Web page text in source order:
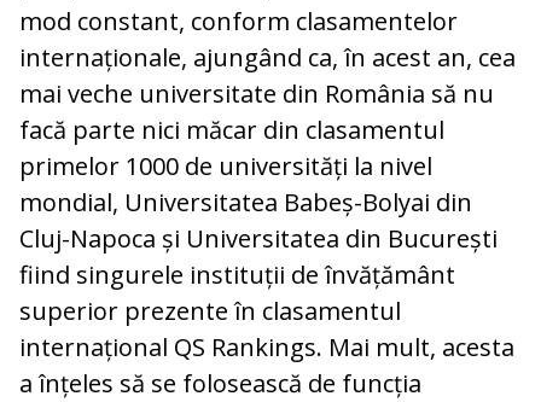
mod constant, conform clasamentelor
internaționale, ajungând ca, în acest an, cea
mai veche universitate din România să nu
facă parte nici măcar din clasamentul
primelor 1000 de universități la nivel
mondial, Universitatea Babeș-Bolyai din
Cluj-Napoca și Universitatea din București
fiind singurele instituții de învățământ
superior prezente în clasamentul
internațional QS Rankings. Mai mult, acesta
a înțeles să se folosească de funcția